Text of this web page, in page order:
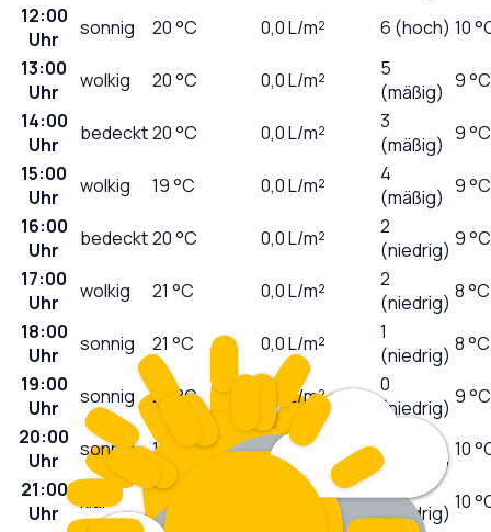
12:00
Uhr
sonnig 20°C 0,0L/m² 6 (hoch) 10
13:00
Uhr
wolkig 20°C 0,0L/m²
5
(mäßig) 9 °C
14:00
Uhr
bedeckt20°C 0,0L/m²
3
(mäßig) 9 °C
15:00
Uhr
wolkig 19°C 0,0L/m²
4
(mäßig) 9 °C
16:00
Uhr
bedeckt20°C 0,0L/m²
2
(niedrig) 9 °C
17:00
Uhr
wolkig 21 °C 0,0L/m²
2
(niedrig) 8 °C
18:00
Uhr
sonnig 21 °C 0,0L/m²
1
(niedrig) 8 °C
19:00
Uhr
sonnig 20 °C L/m²
0
(niedrig) 9 °C
20:00
Uhr
sonnig 19 °C 0,0 L/m²
(niedrig) 10
21:00
Uhr
klar L/m²
(niedrig) 10